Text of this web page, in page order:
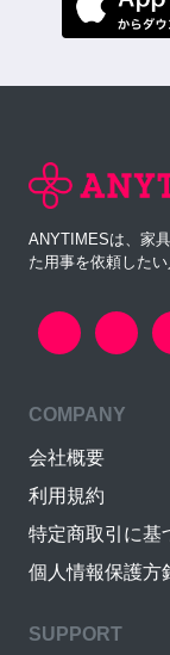
ANYTIMESは、家
た用事を依頼した
COMPANY
会社概要
利用規約
特定商取引に基
個人情報保護方
SUPPORT